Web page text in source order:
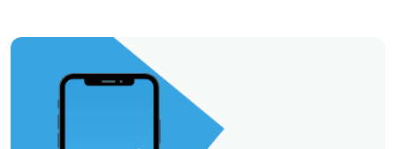
https://t.me/minskctvby